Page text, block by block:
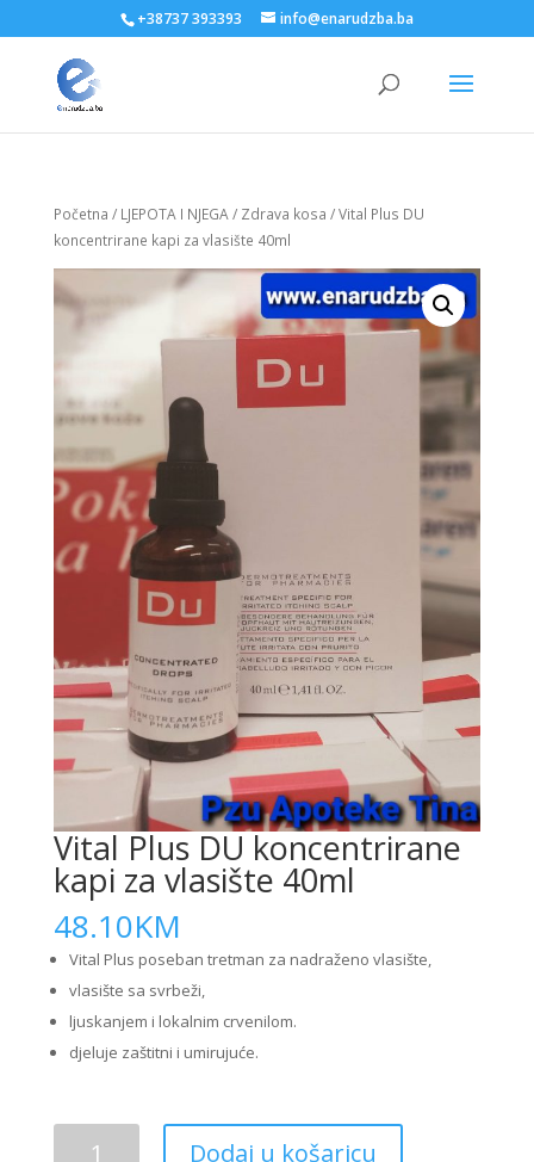
+38737 393393 info@enarudzba.ba
Početna / LJEPOTA I NJEGA/ Zdrava kosa / Vital Plus DU
koncentrirane kapi za vlasište 40ml
Vital Plus DU koncentrirane
kapi za vlasište 40ml
48.10KM
Vital Plus poseban tretman za nadraženo vlasište,
vlasište sa svrbeži,
ljuskanjem i lokalnim crvenilom.
djeluje zaštitni i umirujuće.
Dodaj u košaricu